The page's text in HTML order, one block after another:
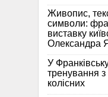
Живопис,
символи:
виставку
Олександра
У
тренування з
колісних